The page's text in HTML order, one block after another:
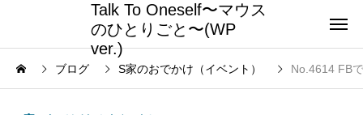
Talk To Oneself〜マウス
のひとりごと〜(WP
ver.)
ブログ S家のおでかけ（イベント） No.4614 FB